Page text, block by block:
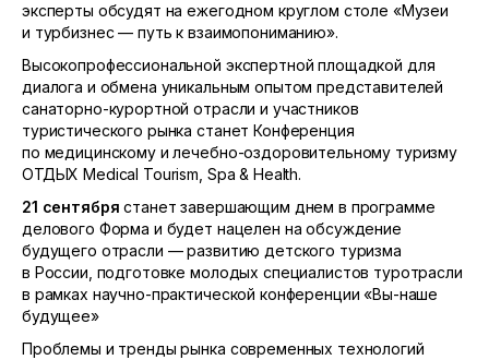
эксперты обсудят на ежегодном круглом столе «Музеи
и турбизнес — путь к взаимопониманию».
Высокопрофессиональной экспертной площадкой для
диалога и обмена уникальным опытом представителей
санаторно-курортной отрасли и участников
туристического рынка станет Конференция
по медицинскому и лечебно-оздоровительному туризму
ОТДЫХ Medical Tourism, Spa & Health.
21 сентября станет завершающим днем в программе
делового Форма и будет нацелен на обсуждение
будущего отрасли — развитию детского туризма
в России, подготовке молодых специалистов туротрасли
в рамках научно-практической конференции «Вы-наше
будущее»
Проблемы и тренды рынка современных технологий